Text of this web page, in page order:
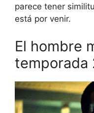
parece tener
está por venir.
El hombre
temporada